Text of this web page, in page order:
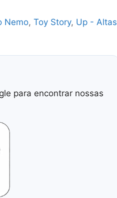
Nemo,Toy Story, Up - Altas
para encontrar nossas